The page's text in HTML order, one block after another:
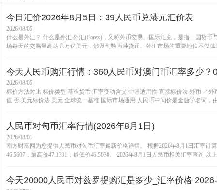
今日汇价2026年8月5日：39人民币兑港元汇价表
2026/08/05
什么是外汇？ 什么是外汇 外汇(Forex)，又称外币交易、国际汇兑，是指一国货
场每天的交易量高达几万亿美元，涉及到数百种货币。外汇市场的重要地位不仅
今天人民币购汇行情：360人民币对澳门币汇率多少？
2026/08/05
标价方法对比 标价类型 基准货币 汇率变动含义 中国适用性 直接标价法 外币 ↗
值 否 美元标价法 美元 全球统一基准 国际市场通用 人民币中间价是金融学名词，
人民币对匈币汇率行情(2026年8月1日)
2026/08/01
南方财富网为您提供人民币对匈币汇率最新价格详情。 根据2026年8月1日汇率计
46.5607，最高价47.1391，最低价46.5030。 2026年8月1日人民币相关汇率查询
今天20000人民币对兹罗提购汇是多少_汇率价格